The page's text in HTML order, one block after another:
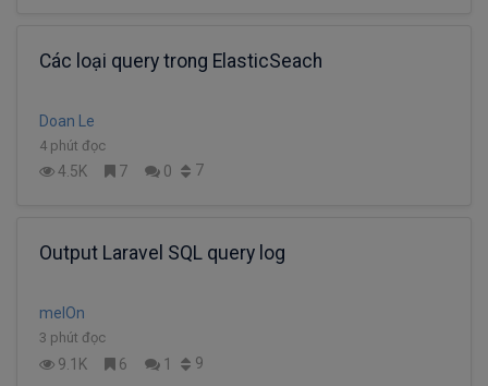
Các loại query trong ElasticSeach
Doan Le
4 phút đọc
4.5K 7 0 7
Output Laravel SQL query log
melOn
3 phút đọc
9.1K 6 1 9